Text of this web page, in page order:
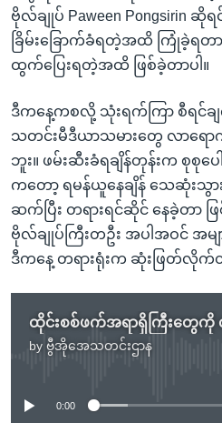
ဗိုလ်ချုပ် Paween Pongsirin
ခြိမ်းခြောက်ခံရတဲ့အထိ ကြုံခဲ့ရတ
ထွက်ပြေးရတဲ့အထိ ဖြစ်ခဲ့တာပါ။
ဒီကနေ့ကစလို့ သုံးရက်ကြာ စီရင်ခ
သတင်းမီဒီယာသမားတွေ လာရော
ဘူး။ ဖမ်းဆီးခံရချိန်တုန်းက စုစုပေ
ကတော့ ရမန်ယူနေချိန် သေဆုံးသွား
ဆက်ပြီး တရားရင်ဆိုင် နေခဲ့တာ
ဗိုလ်ချုပ်ကြီးတဦး အပါအဝင် အမျ
ဒီကနေ့ တရားရုံးက ဆုံးဖြတ်လိုက်
by ဗွီအိုအေသတင်းဌာန
No media source
0:00